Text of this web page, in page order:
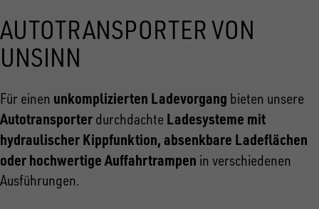
AUTOTRANSPORTER VON
UNSINN
Für einen unkomplizierten Ladevorgang bieten unsere
Autotransporter durchdachte Ladesysteme mit
hydraulischer Kippfunktion, absenkbare Ladeflächen
oder hochwertige Auffahrtrampen in verschiedenen
Ausführungen.